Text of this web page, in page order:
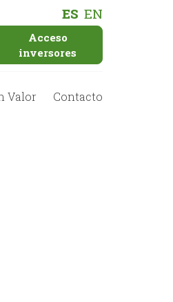
ES EN
Acceso
inversores
Valor Contacto